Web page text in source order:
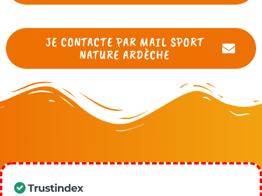
JE CONTACTE PAR MAIL SPORT
NATURE ARDÈCHE